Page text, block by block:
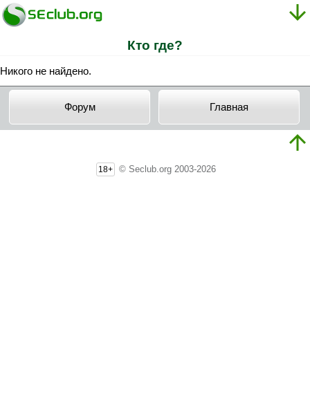
Кто где?
Никого не найдено.
Форум Главная
18+ © Seclub.org 2003-2026